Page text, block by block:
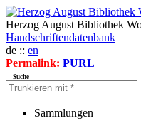
Herzog August Bibliothek
Handschriftendatenbank
de :: en
Permalink: PURL
Suche
Sammlungen